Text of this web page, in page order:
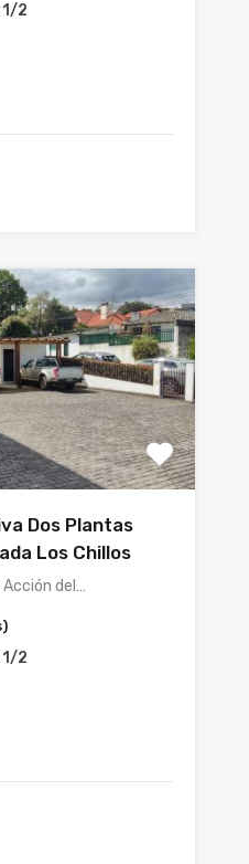
1/2
Dos Plantas
Los Chillos
del…
1/2